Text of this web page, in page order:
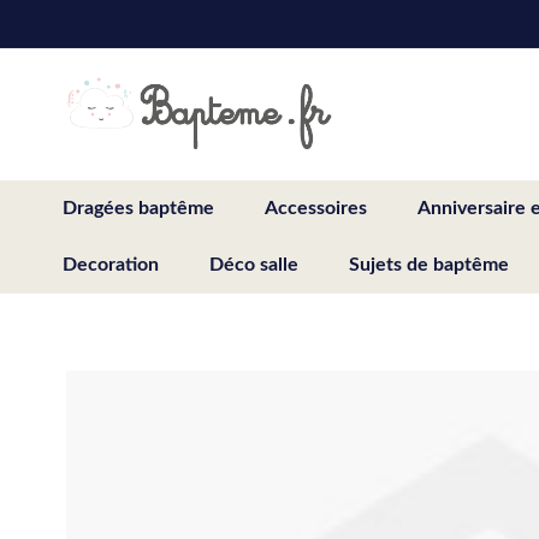
to
Dragées baptême Accessoires Anniversaire
Decoration Déco salle Sujets de baptême